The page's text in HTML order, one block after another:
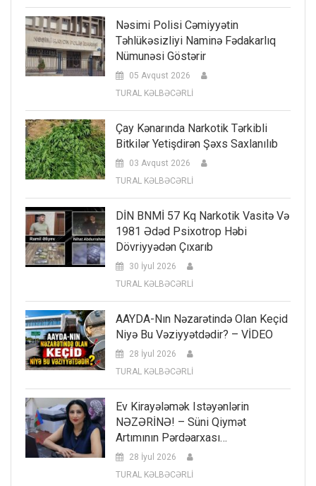
Nəsimi Polisi Cəmiyyətin
Təhlükəsizliyi Naminə Fədakarlıq
Nümunəsi Göstərir
05 Avqust 2026
TURAL KƏLBƏCƏRLİ
Çay Kənarında Narkotik Tərkibli
Bitkilər Yetişdirən Şəxs Saxlanılıb
03 Avqust 2026
TURAL KƏLBƏCƏRLİ
DİN BNMİ 57 Kq Narkotik Vasitə Və
1981 Ədəd Psixotrop Həbi
Dövriyyədən Çıxarıb
30 İyul 2026
TURAL KƏLBƏCƏRLİ
AAYDA-Nın Nəzarətində Olan Keçid
Niyə Bu Vəziyyətdədir? – VİDEO
28 İyul 2026
TURAL KƏLBƏCƏRLİ
Ev Kirayələmək Istəyənlərin
NƏZƏRİNƏ! – Süni Qiymət
Artımının Pərdəarxası…
28 İyul 2026
TURAL KƏLBƏCƏRLİ